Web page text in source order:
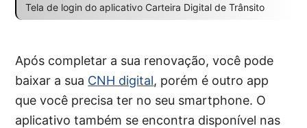
Tela de login do aplicativo Carteira Digital de Trânsito
Após completar a sua renovação, você pode
baixar a sua CNH digital, porém é outro app
que você precisa ter no seu smartphone. O
aplicativo também se encontra disponível nas